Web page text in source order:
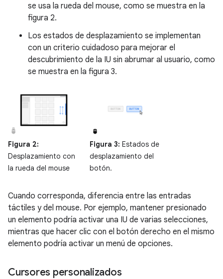
se usa la rueda del mouse, como se muestra en la
figura 2.
Los estados de desplazamiento se implementan
con un criterio cuidadoso para mejorar el
descubrimiento de la IU sin abrumar al usuario, como
se muestra en la figura 3.
Figura 2:
Desplazamiento con
la rueda del mouse
Figura 3: Estados de
desplazamiento del
botón.
Cuando corresponda, diferencia entre las entradas
táctiles y del mouse. Por ejemplo, mantener presionado
un elemento podría activar una IU de varias selecciones,
mientras que hacer clic con el botón derecho en el mismo
elemento podría activar un menú de opciones.
Cursores personalizados